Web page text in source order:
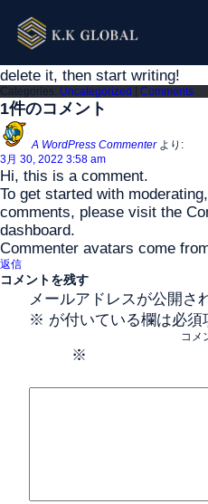
content
delete it, then start writing!
Categories: Uncategorized | Comments
1件のコメント
A WordPress Commenter より:
3月 30, 2022 3:58 am
Hi, this is a comment.
To get started with
comments, please visit the
dashboard.
Commenter avatars come
返信
コメントを残す
メールアドレスが公開さ
※ が付いている欄は必須
コメ
※